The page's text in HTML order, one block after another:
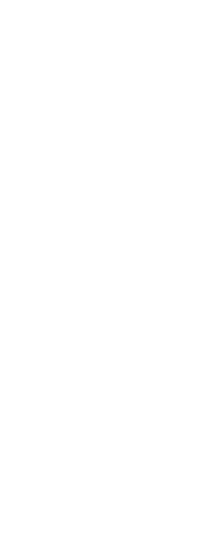
か１つまたは両方に、
入力してください。